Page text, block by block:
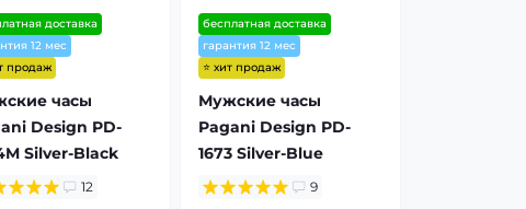
доставка
12 мес
продаж
часы
Design PD-
Silver-Black
12
бесплатная доставка
гарантия 12 мес
⭐ хит продаж
Мужские часы
Pagani Design PD-
1673 Silver-Blue
9